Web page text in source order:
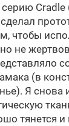
Cradle
чтобы
не
(в
Я снова
тянется и